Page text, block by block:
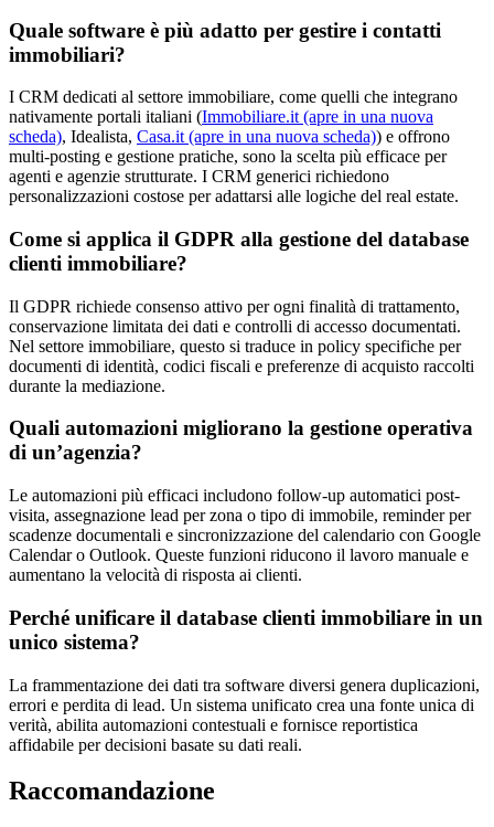
Quale software è più adatto per gestire i contatti
immobiliari?
I CRM dedicati al settore immobiliare, come quelli che integrano
nativamente portali italiani (Immobiliare.it (apre in una nuova
scheda), Idealista, Casa.it (apre in una nuova scheda)) e offrono
multi-posting e gestione pratiche, sono la scelta più efficace per
agenti e agenzie strutturate. I CRM generici richiedono
personalizzazioni costose per adattarsi alle logiche del real estate.
Come si applica il GDPR alla gestione del database
clienti immobiliare?
Il GDPR richiede consenso attivo per ogni finalità di trattamento,
conservazione limitata dei dati e controlli di accesso documentati.
Nel settore immobiliare, questo si traduce in policy specifiche per
documenti di identità, codici fiscali e preferenze di acquisto raccolti
durante la mediazione.
Quali automazioni migliorano la gestione operativa
di un’agenzia?
Le automazioni più efficaci includono follow-up automatici post-
visita, assegnazione lead per zona o tipo di immobile, reminder per
scadenze documentali e sincronizzazione del calendario con Google
Calendar o Outlook. Queste funzioni riducono il lavoro manuale e
aumentano la velocità di risposta ai clienti.
Perché unificare il database clienti immobiliare in un
unico sistema?
La frammentazione dei dati tra software diversi genera duplicazioni,
errori e perdita di lead. Un sistema unificato crea una fonte unica di
verità, abilita automazioni contestuali e fornisce reportistica
affidabile per decisioni basate su dati reali.
Raccomandazione